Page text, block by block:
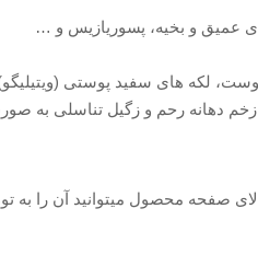
عمیق و بخیه، پسوریازیس و …
لکه های سفید پوستی (ویتیلیگو)
دهانه رحم و زگیل تناسلی به
صفحه محصول میتوانید آن را به